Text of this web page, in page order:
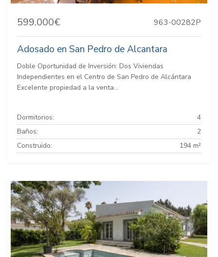
599.000€ 963-00282P
Adosado en San Pedro de Alcantara
Doble Oportunidad de Inversión: Dos Viviendas
Independientes en el Centro de San Pedro de Alcántara
Excelente propiedad a la venta...
Dormitorios:
4
Baños:
2
Construido:
194 m²